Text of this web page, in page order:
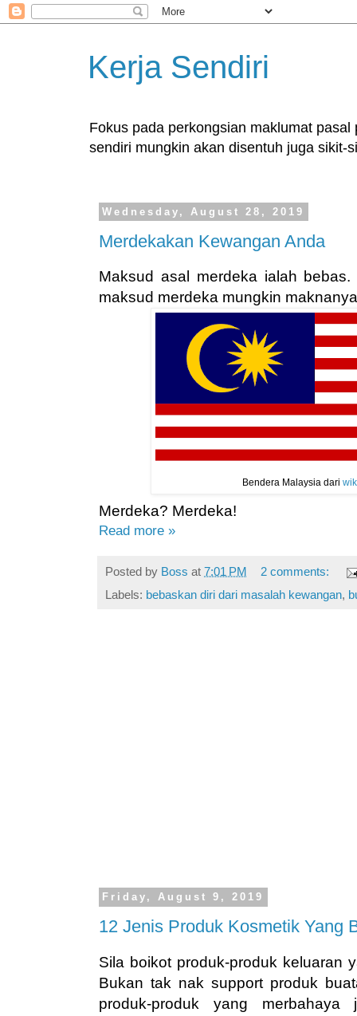
Kerja Sendiri
Fokus pada perkongsian maklumat
sendiri mungkin akan disentuh juga sikit-
Wednesday, August 28, 2019
Merdekakan Kewangan Anda
Maksud asal merdeka ialah
maksud merdeka mungkin
Bendera Malaysia dari
Merdeka? Merdeka!
Read more »
Posted by Boss at 7:01 PM
2 comments:
Labels: bebaskan diri dari masalah kewangan,
Friday, August 9, 2019
12 Jenis Produk Kosmetik Yang
Sila boikot produk-produk keluaran
Bukan tak nak support produk
produk-produk yang